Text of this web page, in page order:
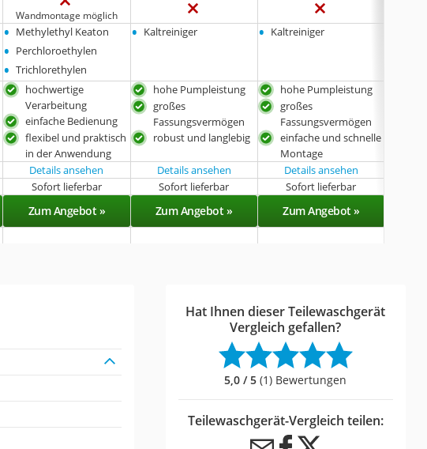
Wandmontage möglich
• Methylethyl Keaton
• Perchloroethylen
• Trichlorethylen
• Kaltreiniger • Kaltreiniger
hochwertige
Verarbeitung
einfache Bedienung
flexibel und praktisch
in der Anwendung
hohe Pumpleistung
großes
Fassungsvermögen
robust und langlebig
hohe Pumpleistung
großes
Fassungsvermögen
einfache und schnelle
Montage
Details ansehen Details ansehen
Details ansehen
Sofort lieferbar Sofort lieferbar Sofort lieferbar
Zum Angebot » Zum Angebot » Zum Angebot »
Hat Ihnen dieser Teilewaschgerät
Vergleich gefallen?
5,0 / 5 (1) Bewertungen
Teilewaschgerät-Vergleich teilen: